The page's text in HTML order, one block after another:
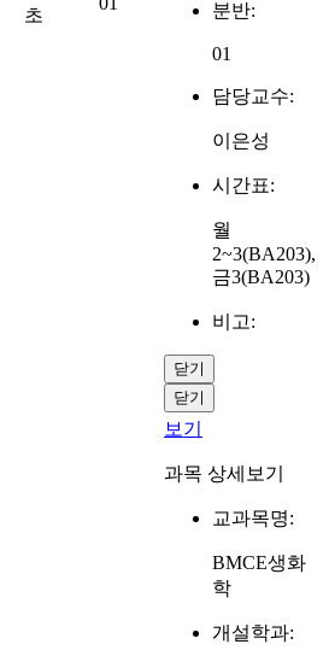
초
분반:
01
담당교수:
이은성
시간표:
월
2~3(BA203),
금3(BA203)
비고:
닫기
닫기
보기
과목 상세보기
교과목명:
BMCE생화
학
개설학과: